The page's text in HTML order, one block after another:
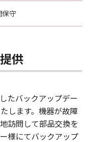
保守
供
たバックアップデー
します。機器が故障
訪問して部品交換を
様にてバックアップ